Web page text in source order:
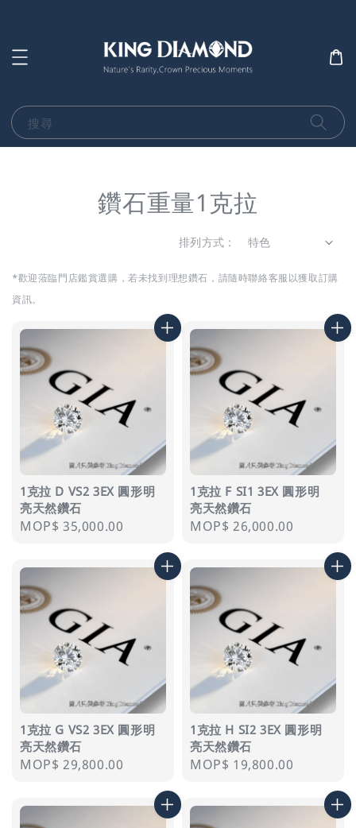
搜尋
鑽石重量1克拉
排列方式 :
*歡迎蒞臨門店鑑賞選購，若未找到理想鑽石， 請隨時聯絡客服以獲取訂購
資訊。
1克拉 D VS2 3EX 圓形明
亮天然鑽石
Regular
MOP$ 35,000.00
1克拉 F SI1 3EX 圓形明
亮天然鑽石
Regular
MOP$ 26,000.00
1克拉 G VS2 3EX 圓形明
亮天然鑽石
Regular
MOP$ 29,800.00
1克拉 H SI2 3EX 圓形明
亮天然鑽石
Regular
MOP$ 19,800.00